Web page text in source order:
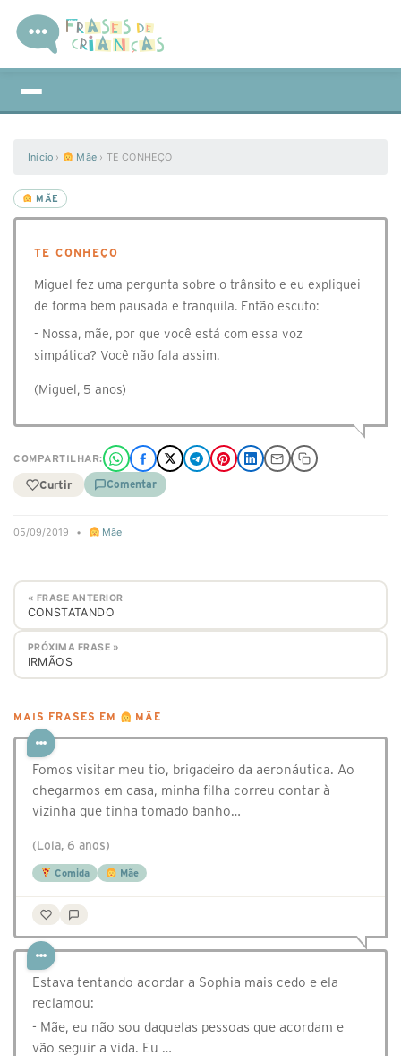
Início › Mãe › TE CONHEÇO
MÃE
TE CONHEÇO
Miguel fez uma pergunta sobre o trânsito e eu expliquei
de forma bem pausada e tranquila. Então escuto:
- Nossa, mãe, por que você está com essa voz
simpática? Você não fala assim.
(Miguel, 5 anos)
COMPARTILHAR:
Curtir Comentar
05/09/2019 • Mãe
« FRASE ANTERIOR
CONSTATANDO
PRÓXIMA FRASE »
IRMÃOS
MAIS FRASES EM MÃE
Fomos visitar meu tio, brigadeiro da aeronáutica. Ao
chegarmos em casa, minha filha correu contar à
vizinha que tinha tomado banho…
(Lola, 6 anos)
Comida Mãe
Estava tentando acordar a Sophia mais cedo e ela
reclamou:
- Mãe, eu não sou daquelas pessoas que acordam e
vão seguir a vida. Eu …